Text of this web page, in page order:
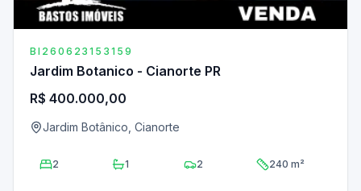
BI260623153159
Jardim Botanico - Cianorte PR
R$ 400.000,00
Jardim Botânico, Cianorte
2 1 2 240 m²